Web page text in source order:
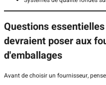
Questions
devraient poser aux
d'emballages
Avant de choisir un fournisseur,